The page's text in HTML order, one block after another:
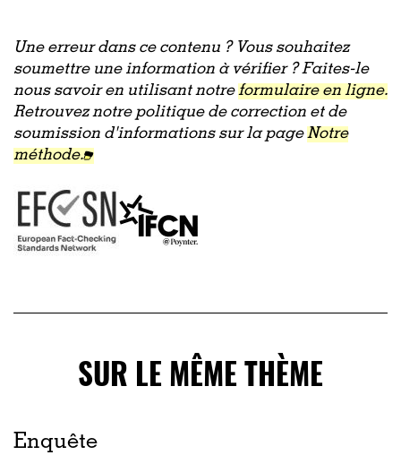
Une erreur dans ce contenu ? Vous souhaitez
soumettre une information à vérifier ? Faites-le
nous savoir en utilisant notreformulaire en ligne.
Retrouvez notre politique de correction et de
soumission d'informations sur la pageNotre
méthode.
SUR LE MÊME THÈME
Enquête